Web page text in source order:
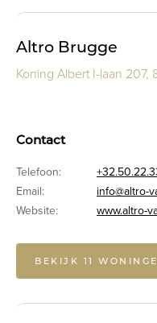
Altro Brugge
Koning Albert I-laan
Contact
Telefoon:
Email:
info@altro-
Website:
www.altro-
BEKIJK 11